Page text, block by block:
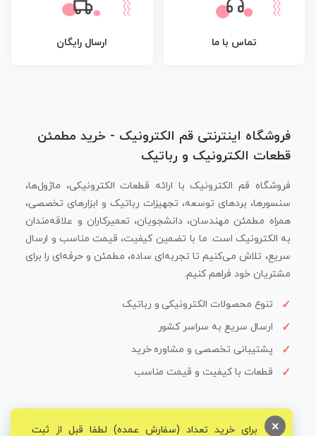
تماس با ما ارسال رایگان
فروشگاه اینترنتی قم الکترونیک - خرید مطمئن
قطعات الکترونیک و رباتیک
فروشگاه قم الکترونیک با ارائه قطعات الکترونیکی، ماژول‌ها،
سنسورها، بردهای توسعه، تجهیزات رباتیک و ابزارهای تخصصی،
همراه مطمئن مهندسان، دانشجویان، تعمیرکاران و علاقه‌مندان
به الکترونیک است. ما با تضمین کیفیت، قیمت مناسب و ارسال
سریع، تلاش می‌کنیم تا تجربه‌ای ساده، مطمئن و حرفه‌ای را برای
مشتریان خود فراهم کنیم.
تنوع محصولات الکترونیکی و رباتیک
ارسال سریع به سراسر کشور
پشتیبانی تخصصی و مشاوره خرید
قطعات با کیفیت و قیمت مناسب
برای خرید تعداد (سفارش عمده) لطفا قبل از ثبت ×